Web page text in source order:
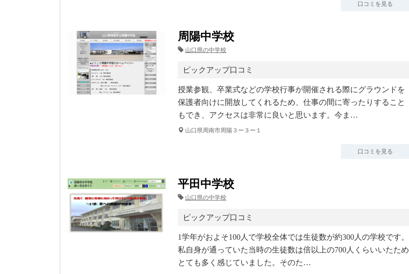
口コミを見る
周陽中学校
山口県の中学校
ピックアップ口コミ
授業参観、卒業式などの学校行事が開催される際にグラウンドを
保護者向けに開放してくれるため、仕事の間に寄ったりすること
もでき、アクセスは非常に良いと思います。今ま…
山口県周南市周陽３ー３ー１
口コミを見る
平田中学校
山口県の中学校
ピックアップ口コミ
1学年がおよそ100人で学校全体では生徒数が約300人の学校です。
私自身が通っていた当時の生徒数は倍以上の700人くらいいたため
とても多く感じていました。そのた…